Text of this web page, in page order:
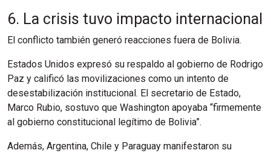
6. La crisis tuvo impacto internacional
El conflicto también generó reacciones fuera de Bolivia.
Estados Unidos expresó su respaldo al gobierno de Rodrigo
Paz y calificó las movilizaciones como un intento de
desestabilización institucional. El secretario de Estado,
Marco Rubio, sostuvo que Washington apoyaba “firmemente
al gobierno constitucional legítimo de Bolivia”.
Además, Argentina, Chile y Paraguay manifestaron su